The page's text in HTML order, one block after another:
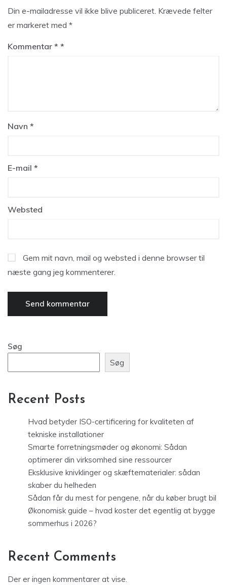
Din e-mailadresse vil ikke blive publiceret. Krævede felter
er markeret med *
Kommentar *
Navn *
E-mail *
Websted
Gem mit navn, mail og websted i denne browser til
næste gang jeg kommenterer.
Søg
Søg
Recent Posts
Hvad betyder ISO-certificering for kvaliteten af
tekniske installationer
Smarte forretningsmøder og økonomi: Sådan
optimerer din virksomhed sine ressourcer
Eksklusive knivklinger og skæftematerialer: sådan
skaber du helheden
Sådan får du mest for pengene, når du køber brugt bil
Økonomisk guide – hvad koster det egentlig at bygge
sommerhus i 2026?
Recent Comments
Der er ingen kommentarer at vise.